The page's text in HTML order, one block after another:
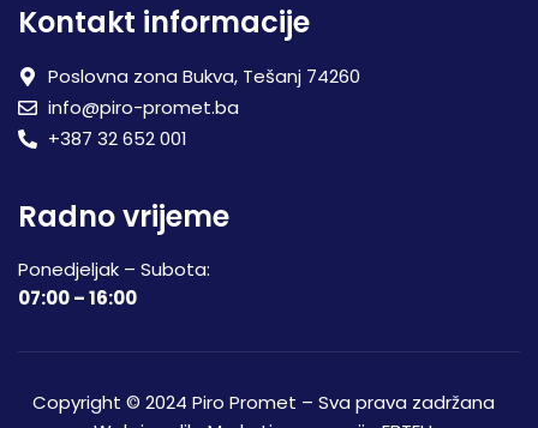
Kontakt informacije
Poslovna zona Bukva, Tešanj 74260
info@piro-promet.ba
+387 32 652 001
Radno vrijeme
Ponedjeljak – Subota:
07:00 – 16:00
Copyright © 2024 Piro Promet – Sva prava zadržana